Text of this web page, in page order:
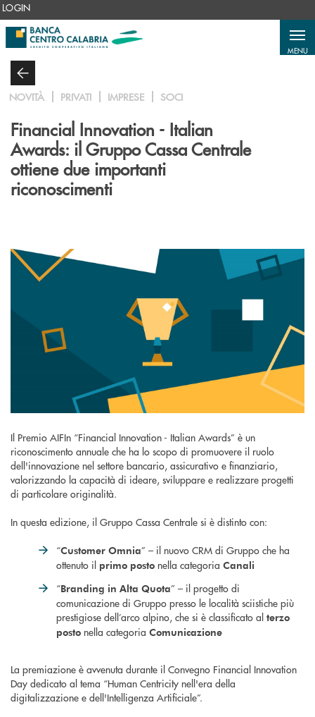
Salta al contenuto principale
LOGIN
MENU
NOVITÀ PRIVATI IMPRESE SOCI
Financial Innovation - Italian
Awards: il Gruppo Cassa Centrale
ottiene due importanti
riconoscimenti
Il Premio AIFIn “Financial Innovation - Italian Awards” è un
riconoscimento annuale che ha lo scopo di promuovere il ruolo
dell'innovazione nel settore bancario, assicurativo e finanziario,
valorizzando la capacità di ideare, sviluppare e realizzare progetti
di particolare originalità.
In questa edizione, il Gruppo Cassa Centrale si è distinto con:
“Customer Omnia” – il nuovo CRM di Gruppo che ha
ottenuto il primo posto nella categoria Canali
“Branding in Alta Quota” – il progetto di
comunicazione di Gruppo presso le località sciistiche più
prestigiose dell’arco alpino, che si è classificato al terzo
posto nella categoria Comunicazione
La premiazione è avvenuta durante il Convegno Financial Innovation
Day dedicato al tema “Human Centricity nell'era della
digitalizzazione e dell'Intelligenza Artificiale”.